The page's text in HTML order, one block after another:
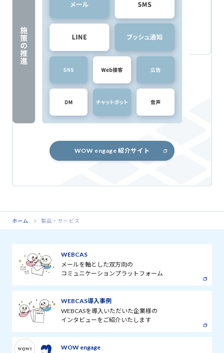
WOW engage 紹介サイト
ホーム 製品・サービス
WEBCAS
メールを軸とした双方向の
コミュニケーションプラットフォーム
WEBCAS導入事例
WEBCASを導入いただいた企業様の
インタビューをご紹介いたします
WOW engage